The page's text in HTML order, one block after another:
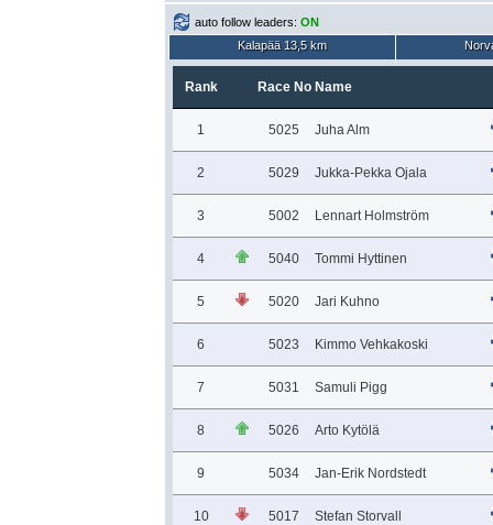
auto follow leaders: ON
Kalapää 13,5 km
Rank Race No Name
1 5025 Juha Alm
2 5029 Jukka-Pekka Ojala
3 5002 Lennart Holmström
4 5040 Tommi Hyttinen
5 5020 Jari Kuhno
6 5023 Kimmo Vehkakoski
7 5031 Samuli Pigg
8 5026 Arto Kytölä
9 5034 Jan-Erik Nordstedt
10 5017 Stefan Storvall